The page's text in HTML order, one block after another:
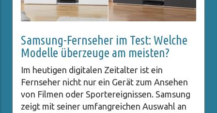
Samsung-Fernseher im Test: Welche
Modelle überzeuge am meisten?
Im heutigen digitalen Zeitalter ist ein
Fernseher nicht nur ein Gerät zum Ansehen
von Filmen oder Sportereignissen. Samsung
zeigt mit seiner umfangreichen Auswahl an